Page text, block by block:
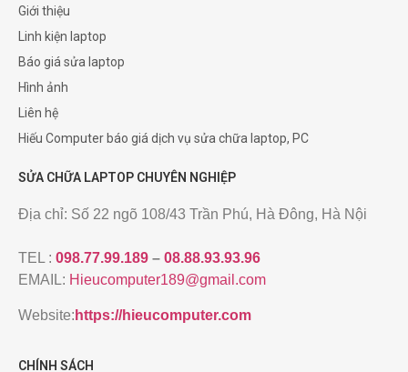
Giới thiệu
Linh kiện laptop
Báo giá sửa laptop
Hình ảnh
Liên hệ
Hiếu Computer báo giá dịch vụ sửa chữa laptop, PC
SỬA CHỮA LAPTOP CHUYÊN NGHIỆP
Địa chỉ: Số 22 ngõ 108/43 Trần Phú, Hà Đông, Hà Nội
TEL : 098.77.99.189 – 08.88.93.93.96
EMAIL: Hieucomputer189@gmail.com
Website: https://hieucomputer.com
CHÍNH SÁCH